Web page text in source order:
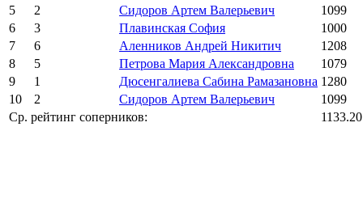
5
2 Сидоров Артем Валерьевич
1099
6
3 Плавинская София
1000
7
6 Аленников Андрей Никитич
1208
8
5 Петрова Мария Александровна
1079
9
1 Дюсенгалиева Сабина Рамазановна 1280
10
2 Сидоров Артем Валерьевич
1099
Ср. рейтинг соперников:
1133.20